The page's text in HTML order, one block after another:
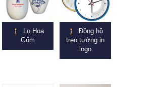
Lọ Hoa
Gốm
Đồng hồ
treo tường in
logo